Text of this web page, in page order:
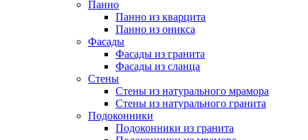
Панно
Панно из кварцита
Панно из оникса
Фасады
Фасады из гранита
Фасады из сланца
Стены
Стены из натурального мрамора
Стены из натурального гранита
Подоконники
Подоконники из гранита